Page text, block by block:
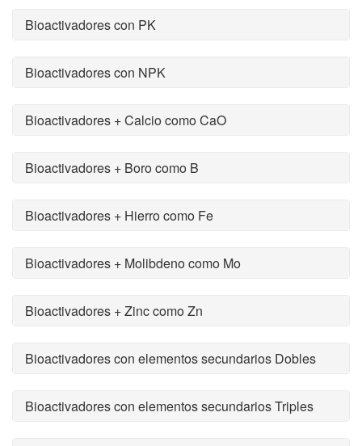
Bioactivadores con PK
Bioactivadores con NPK
Bioactivadores + Calcio como CaO
Bioactivadores + Boro como B
Bioactivadores + Hierro como Fe
Bioactivadores + Molibdeno como Mo
Bioactivadores + Zinc como Zn
Bioactivadores con elementos secundarios Dobles
Bioactivadores con elementos secundarios Triples